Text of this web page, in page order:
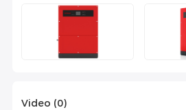
Video (0)